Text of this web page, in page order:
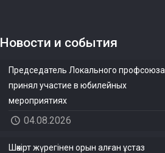
Новости и события
Председатель Локального профсоюза
принял участие в юбилейных
мероприятиях
04.08.2026
Шәкірт жүрегінен орын алған ұстаз